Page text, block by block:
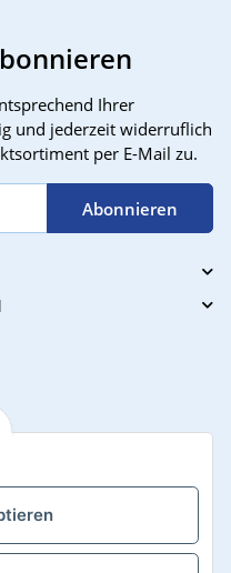
Ihrer
und jederzeit widerruflich
per E-Mail zu.
Abonnieren